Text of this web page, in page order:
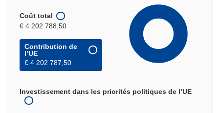
Coût total
€ 4 202 788,50
Contribution de
l’UE
€ 4 202 787,50
Investissement dans les priorités politiques de l’UE